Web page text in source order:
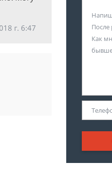
г. 6:47